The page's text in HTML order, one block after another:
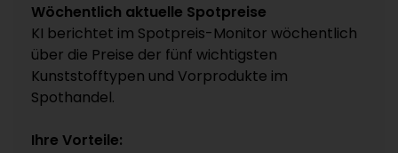
Wöchentlich aktuelle Spotpreise
KI berichtet im Spotpreis-Monitor wöchentlich
über die Preise der fünf wichtigsten
Kunststofftypen und Vorprodukte im
Spothandel.
Ihre Vorteile: